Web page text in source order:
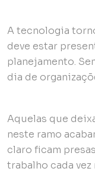
A tecnologia
deve estar
planejamento.
dia de
Aquelas que
neste ramo
claro ficam
trabalho cada